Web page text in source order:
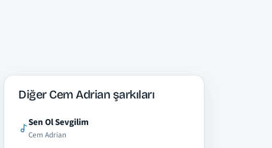
Diğer Cem Adrian şarkıları
Sen Ol Sevgilim
Cem Adrian